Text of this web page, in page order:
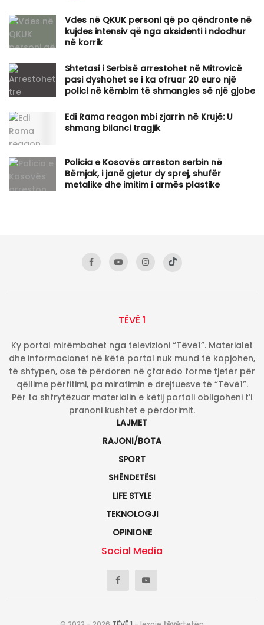
Vdes në QKUK personi që po qëndronte në
kujdes intensiv që nga aksidenti i ndodhur
në korrik
Shtetasi i Serbisë arrestohet në Mitrovicë
pasi dyshohet se i ka ofruar 20 euro një
polici në këmbim të shmangies së një gjobe
Edi Rama reagon mbi zjarrin në Krujë: U
shmang bilanci tragjik
Policia e Kosovës arreston serbin në
Bërnjak, i janë gjetur dy sprej, shufër
metalike dhe imitim i armës plastike
TËVË 1
Ky portal mirëmbahet nga televizioni “Tëvë1”. Materialet
dhe informacionet në këtë portal nuk mund të kopjohen,
të shtypen, ose të përdoren në çfarëdo forme tjetër për
qëllime përfitimi, pa miratimin e drejtuesve të “Tëvë1”.
Për ta shfrytëzuar materialin e këtij portali obligoheni t’i
pranoni kushtet e përdorimit.
LAJMET
RAJONI/BOTA
SPORT
SHËNDETËSI
LIFE STYLE
TEKNOLOGJI
OPINIONE
Social Media